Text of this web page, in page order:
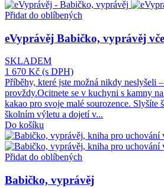
Přidat do oblíbených
eVyprávěj Babičko, vyprávěj
SKLADEM
1 670 Kč (s DPH)
Příběhy, které jste možná nikdy neslyšeli
provždy.Ocitnete se v kuchyni s kamny
kakao pro svoje malé sourozence.
školním výletu a dojetí v...
Do košíku
Přidat do oblíbených
Babičko, vyprávěj